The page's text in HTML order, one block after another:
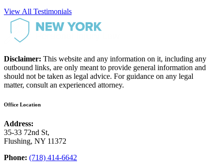
View All Testimonials
Disclaimer: This website and any information on it, including any
outbound links, are only meant to provide general information and
should not be taken as legal advice. For guidance on any legal
matter, consult an experienced attorney.
Office Location
Address:
35-33 72nd St,
Flushing, NY 11372
Phone: (718) 414-6642